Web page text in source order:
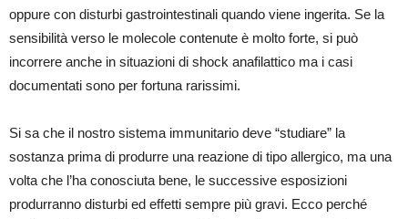
oppure con disturbi gastrointestinali quando viene ingerita. Se la
sensibilità verso le molecole contenute è molto forte, si può
incorrere anche in situazioni di shock anafilattico ma i casi
documentati sono per fortuna rarissimi.
Si sa che il nostro sistema immunitario deve “studiare” la
sostanza prima di produrre una reazione di tipo allergico, ma una
volta che l’ha conosciuta bene, le successive esposizioni
produrranno disturbi ed effetti sempre più gravi. Ecco perché